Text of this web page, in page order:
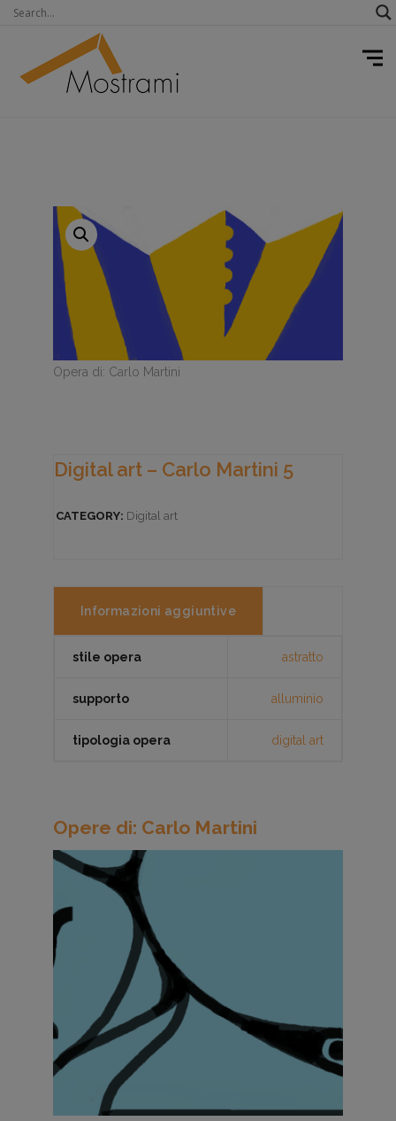
Opera di: Carlo Martini
Digital art – Carlo Martini 5
CATEGORY: Digital art
Informazioni aggiuntive
stile opera astratto
supporto alluminio
tipologia opera digital art
Opere di: Carlo Martini